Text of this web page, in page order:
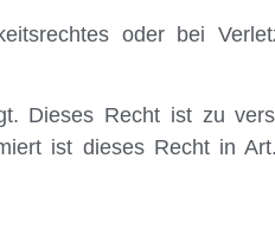
oder bei
Dieses Recht ist zu
ist dieses Recht in